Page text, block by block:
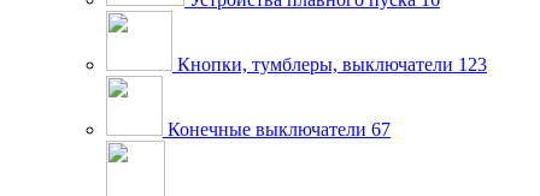
Кнопки, тумблеры, выключатели 123
Конечные выключатели 67